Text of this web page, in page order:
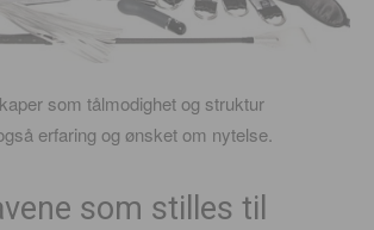
som tålmodighet og struktur
erfaring og ønsket om nytelse.
som stilles til